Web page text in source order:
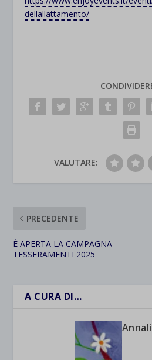
dellallattamento/
VALUTARE:
PRECEDENTE
É APERTA LA CAMPAGNA
TESSERAMENTI 2025
A CURA DI…